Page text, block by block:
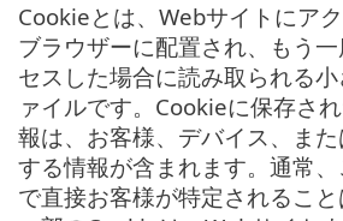
Cookieとは、Webサイトにア
ブラウザーに配置され、もう
セスした場合に読み取られる
ァイルです。Cookieに保存さ
報は、お客様、デバイス、ま
する情報が含まれます。通常
で直接お客様が特定されること